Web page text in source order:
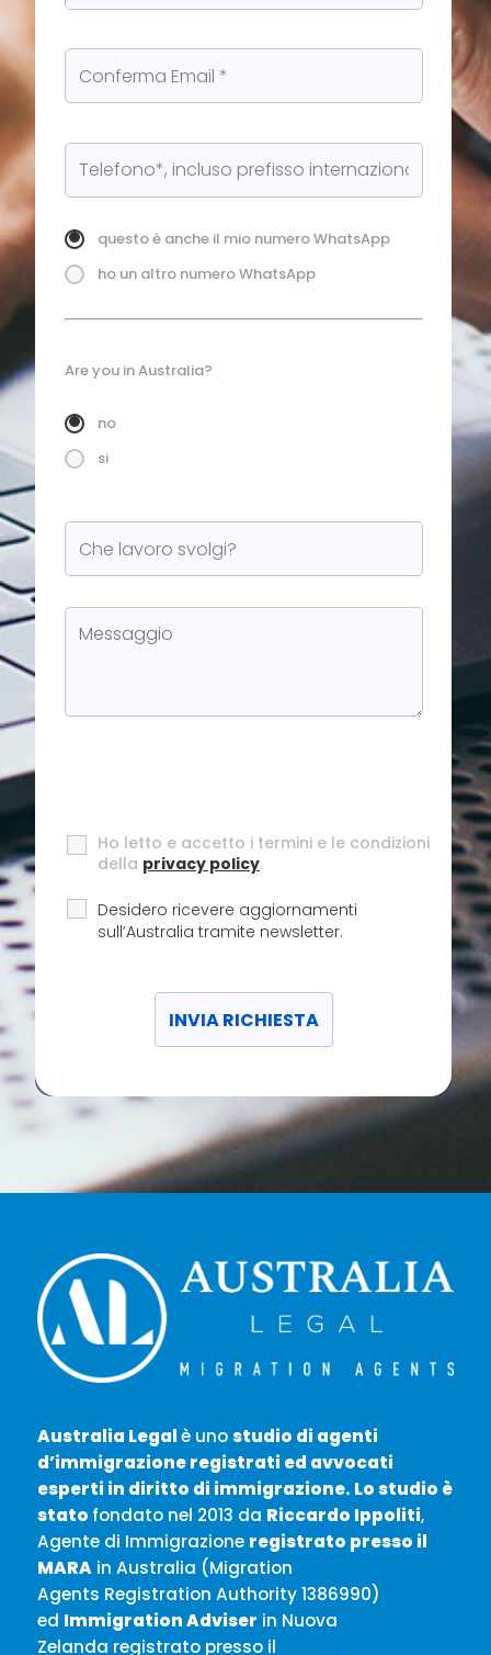
questo è anche il mio numero WhatsApp
ho un altro numero WhatsApp
Are you in Australia?
no
si
Ho letto e accetto i termini e le condizioni
della privacy policy.
Desidero ricevere aggiornamenti
sull’Australia tramite newsletter.
Australia Legalè unostudio di agenti
d’immigrazione registrati ed avvocati
esperti in diritto di immigrazione. Lo studio è
stato fondato nel 2013 da Riccardo Ippoliti,
Agente di Immigrazione registrato presso il
MARA in Australia (Migration
Agents Registration Authority 1386990)
ed Immigration Adviser in Nuova
Zelanda registrato presso il